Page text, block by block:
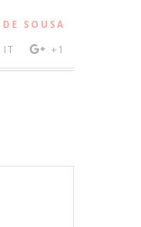
SOUSA
IT +1